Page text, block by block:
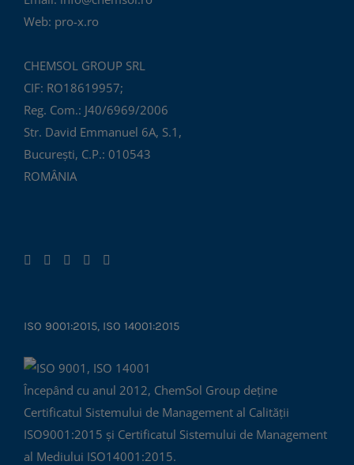
Web: pro-x.ro
CHEMSOL GROUP SRL
CIF: RO18619957;
Reg. Com.: J40/6969/2006
Str. David Emmanuel 6A, S.1,
București, C.P.: 010543
ROMÂNIA
ISO 9001:2015, ISO 14001:2015
Începând cu anul 2012, ChemSol Group deține
Certificatul Sistemului de Management al Calității
ISO9001:2015 și Certificatul Sistemului de Management
al Mediului ISO14001:2015.